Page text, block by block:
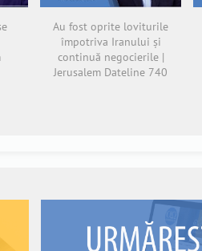
Au fost oprite loviturile
împotriva Iranului și
continuă negocierile |
Jerusalem Dateline 740